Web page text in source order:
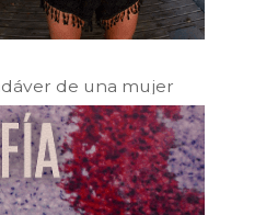
de una mujer